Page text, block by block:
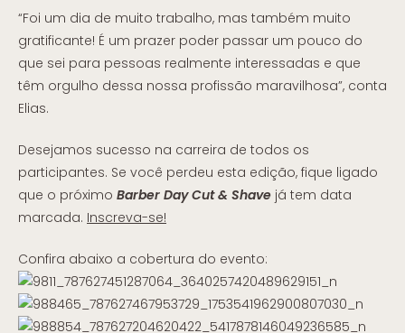
“Foi um dia de muito trabalho, mas também muito
gratificante! É um prazer poder passar um pouco do
que sei para pessoas realmente interessadas e que
têm orgulho dessa nossa profissão maravilhosa”, conta
Elias.
Desejamos sucesso na carreira de todos os
participantes. Se você perdeu esta edição, fique ligado
que o próximo Barber Day Cut & Shave já tem data
marcada. Inscreva-se!
Confira abaixo a cobertura do evento: